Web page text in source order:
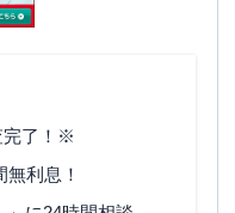
完了！※
利息！